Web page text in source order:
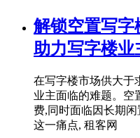
解锁空置写字
助力写字楼业
在写字楼市场供大于
业主面临的难题。空
费,同时面临因长期
这一痛点, 租客网